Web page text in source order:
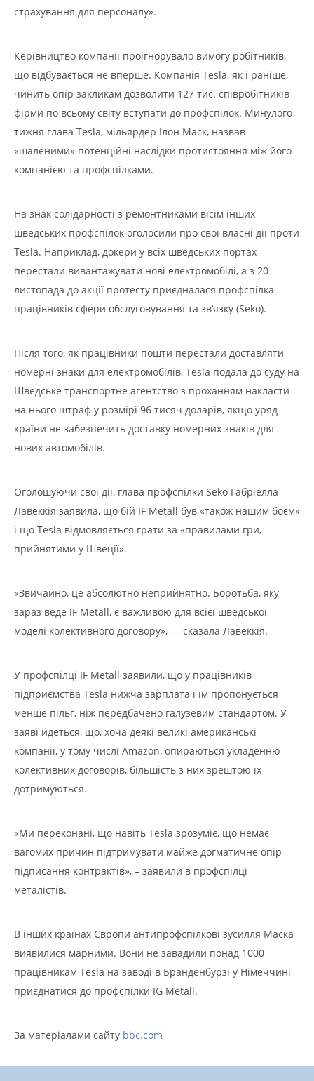
страхування для персоналу».
Керівництво компанії проігнорувало вимогу робітників,
що відбувається не вперше. Компанія Tesla, як і раніше,
чинить опір закликам дозволити 127 тис. співробітників
фірми по всьому світу вступати до профспілок. Минулого
тижня глава Tesla, мільярдер Ілон Маск, назвав
«шаленими» потенційні наслідки протистояння між його
компанією та профспілками.
На знак солідарності з ремонтниками вісім інших
шведських профспілок оголосили про свої власні дії проти
Tesla. Наприклад, докери у всіх шведських портах
перестали вивантажувати нові електромобілі, а з 20
листопада до акції протесту приєдналася профспілка
працівників сфери обслуговування та зв’язку (Seko).
Після того, як працівники пошти перестали доставляти
номерні знаки для електромобілів, Tesla подала до суду на
Шведське транспортне агентство з проханням накласти
на нього штраф у розмірі 96 тисяч доларів, якщо уряд
країни не забезпечить доставку номерних знаків для
нових автомобілів.
Оголошуючи свої дії, глава профспілки Seko Габріелла
Лавеккія заявила, що бій IF Metall був «також нашим боєм»
і що Tesla відмовляється грати за «правилами гри,
прийнятими у Швеції».
«Звичайно, це абсолютно неприйнятно. Боротьба, яку
зараз веде IF Metall, є важливою для всієї шведської
моделі колективного договору», — сказала Лавеккія.
У профспілці IF Metall заявили, що у працівників
підприємства Tesla нижча зарплата і їм пропонується
менше пільг, ніж передбачено галузевим стандартом. У
заяві йдеться, що, хоча деякі великі американські
компанії, у тому числі Amazon, опираються укладенню
колективних договорів, більшість з них зрештою їх
дотримуються.
«Ми переконані, що навіть Tesla зрозуміє, що немає
вагомих причин підтримувати майже догматичне опір
підписання контрактів», – заявили в профспілці
металістів.
В інших країнах Європи антипрофспілкові зусилля Маска
виявилися марними. Вони не завадили понад 1000
працівникам Tesla на заводі в Бранденбурзі у Німеччині
приєднатися до профспілки IG Metall.
За матеріалами сайту bbc.com